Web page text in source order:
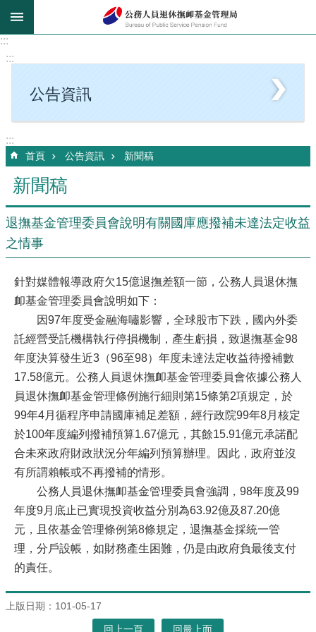
跳到主要內容區塊
:::
:::
公告資訊
:::
首頁 公告資訊 新聞稿
新聞稿
退撫基金管理委員會說明有關國庫應撥補未達法定收益
之情事
針對媒體報導政府欠15億退撫差額一節，公務人員退休撫
卹基金管理委員會說明如下：
因97年度受金融海嘯影響，全球股市下跌，國內外委
託經營受託機構執行停損機制，產生虧損，致退撫基金98
年度決算發生近3（96至98）年度未達法定收益待撥補數
17.58億元。公務人員退休撫卹基金管理委員會依據公務人
員退休撫卹基金管理條例施行細則第15條第2項規定，於
99年4月循程序申請國庫補足差額，經行政院99年8月核定
於100年度編列撥補預算1.67億元，其餘15.91億元承諾配
合未來政府財政狀況分年編列預算辦理。因此，政府並沒
有所謂賴帳或不再撥補的情形。
公務人員退休撫卹基金管理委員會強調，98年度及99
年度9月底止已實現投資收益分別為63.92億及87.20億
元，且依基金管理條例第8條規定，退撫基金採統一管
理，分戶設帳，如財務產生困難，仍是由政府負最後支付
的責任。
上版日期：101-05-17
回上一頁 回最上面